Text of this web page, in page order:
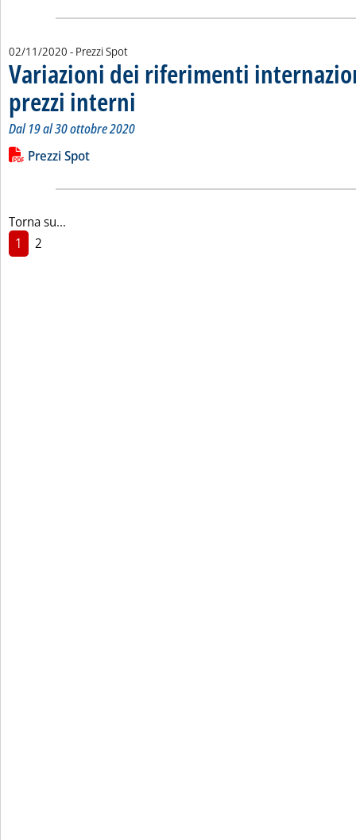
02/11/2020 - Prezzi Spot
Variazioni dei riferimenti
prezzi interni
Dal 19 al 30 ottobre 2020
Leggi tutta la notizia: 'Variazioni dei riferimenti
Lista allegati PDF alla notizia
Prezzi Spot
Torna su...
1
2